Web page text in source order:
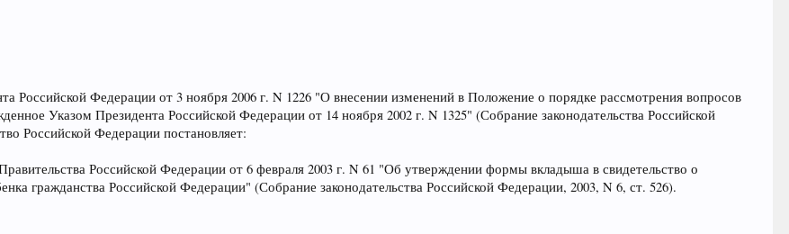
Российской Федерации от 3 ноября 2006 г. N 1226 "О внесении изменений в Положение о порядке рассмотрения вопросов
Указом Президента Российской Федерации от 14 ноября 2002 г. N 1325" (Собрание законодательства Российской
Российской Федерации постановляет:
Российской Федерации от 6 февраля 2003 г. N 61 "Об утверждении формы вкладыша в свидетельство о
гражданства Российской Федерации" (Собрание законодательства Российской Федерации, 2003, N 6, ст. 526).